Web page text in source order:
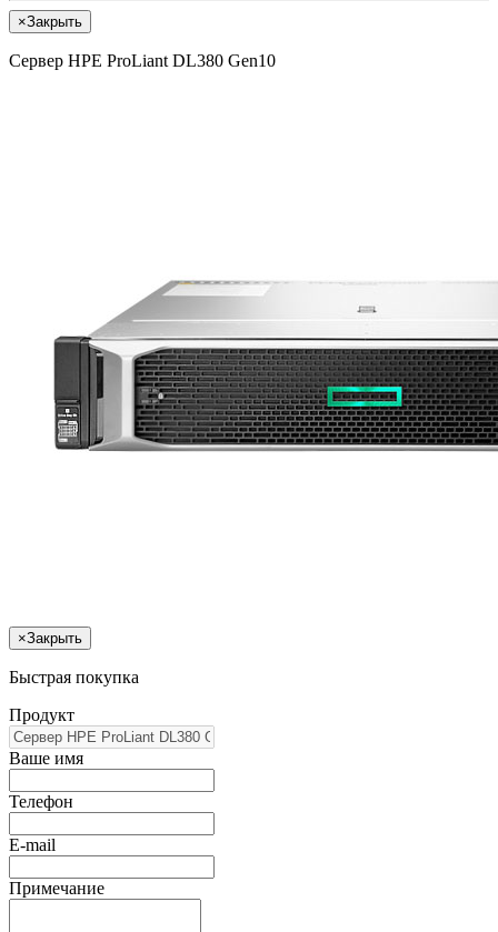
×Закрыть
Сервер HPE ProLiant DL380 Gen10
×Закрыть
Быстрая покупка
Продукт
Ваше имя
Телефон
E-mail
Примечание